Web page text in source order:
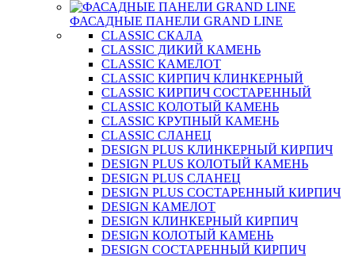
ФАСАДНЫЕ ПАНЕЛИ GRAND LINE
CLASSIC СКАЛА
CLASSIC ДИКИЙ КАМЕНЬ
CLASSIC КАМЕЛОТ
CLASSIC КИРПИЧ КЛИНКЕРНЫЙ
CLASSIC КИРПИЧ СОСТАРЕННЫЙ
CLASSIC КОЛОТЫЙ КАМЕНЬ
CLASSIC КРУПНЫЙ КАМЕНЬ
CLASSIC СЛАНЕЦ
DESIGN PLUS КЛИНКЕРНЫЙ КИРПИЧ
DESIGN PLUS КОЛОТЫЙ КАМЕНЬ
DESIGN PLUS СЛАНЕЦ
DESIGN PLUS СОСТАРЕННЫЙ КИРПИЧ
DESIGN КАМЕЛОТ
DESIGN КЛИНКЕРНЫЙ КИРПИЧ
DESIGN КОЛОТЫЙ КАМЕНЬ
DESIGN СОСТАРЕННЫЙ КИРПИЧ